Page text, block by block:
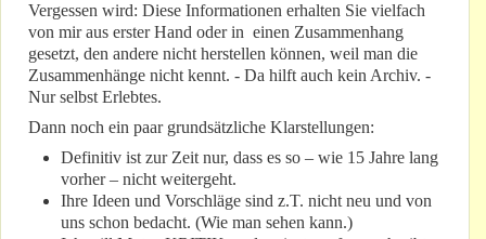
Vergessen wird: Diese Informationen erhalten Sie vielfach
von mir aus erster Hand oder in einen Zusammenhang
gesetzt, den andere nicht herstellen können, weil man die
Zusammenhänge nicht kennt. - Da hilft auch kein Archiv. -
Nur selbst Erlebtes.
Dann noch ein paar grundsätzliche Klarstellungen:
Definitiv ist zur Zeit nur, dass es so – wie 15 Jahre lang
vorher – nicht weitergeht.
Ihre Ideen und Vorschläge sind z.T. nicht neu und von
uns schon bedacht. (Wie man sehen kann.)